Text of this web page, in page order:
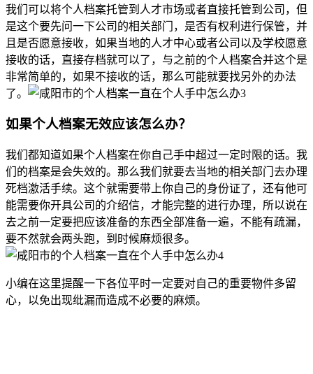
我们可以将个人档案托管到人才市场或者直接托管到公司，但
是这个要先问一下公司的相关部门，是否有权利进行保管，并
且是否愿意接收，如果当地的人才中心或者公司以及学校愿意
接收的话，直接存档就可以了，与之前的个人档案合并这个是
非常简单的，如果不接收的话，那么可能就要找另外的办法
了。
如果个人档案无效应该怎么办？
我们都知道如果个人档案在你自己手中超过一定时限的话。我
们的档案是会失效的。那么我们就要去当地的相关部门去办理
死档激活手续。这个就需要带上你自己的身份证了，还有他可
能需要你开具公司的介绍信，才能完整的进行办理，所以说在
去之前一定要把应该准备的东西全部准备一遍，不能有疏漏，
要不然就会两头跑，到时候麻烦很多。
小编在这里提醒一下各位平时一定要对自己的重要物件多留
心，以免出现纰漏而造成不必要的麻烦。